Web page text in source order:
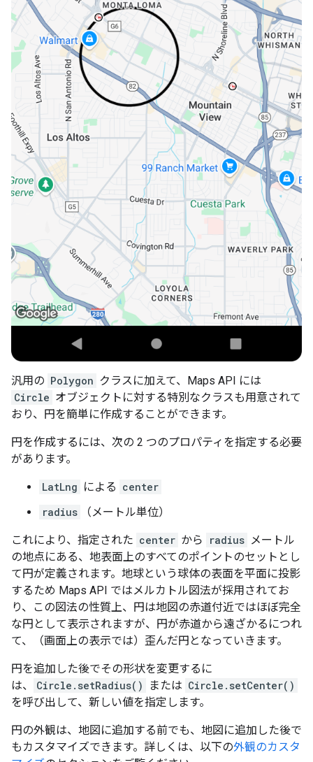
汎用の Polygon クラスに加えて、Maps API には
Circle オブジェクトに対する特別なクラスも用意されて
おり、円を簡単に作成することができます。
円を作成するには、次の 2 つのプロパティを指定する必要
があります。
LatLng による center
radius
（メートル単位）
これにより、指定された center から radius メートル
の地点にある、地表面上のすべてのポイントのセットとし
て円が定義されます。地球という球体の表面を平面に投影
するため Maps API ではメルカトル図法が採用されてお
り、この図法の性質上、円は地図の赤道付近ではほぼ完全
な円として表示されますが、円が赤道から遠ざかるにつれ
て、（画面上の表示では）歪んだ円となっていきます。
円を追加した後でその形状を変更するに
は、
Circle.setRadius() または Circle.setCenter()
を呼び出して、新しい値を指定します。
円の外観は、地図に追加する前でも、地図に追加した後で
もカスタマイズできます。詳しくは、以下の外観のカスタ